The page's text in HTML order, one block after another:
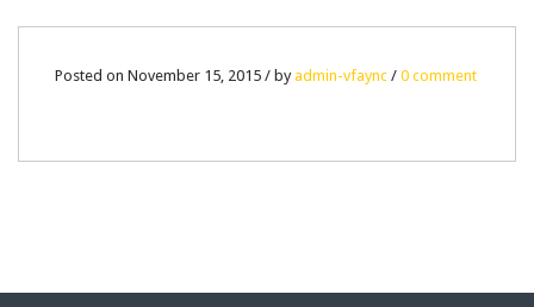
15
Posted on November 15, 2015 / byadmin-vfaync / 0 comment